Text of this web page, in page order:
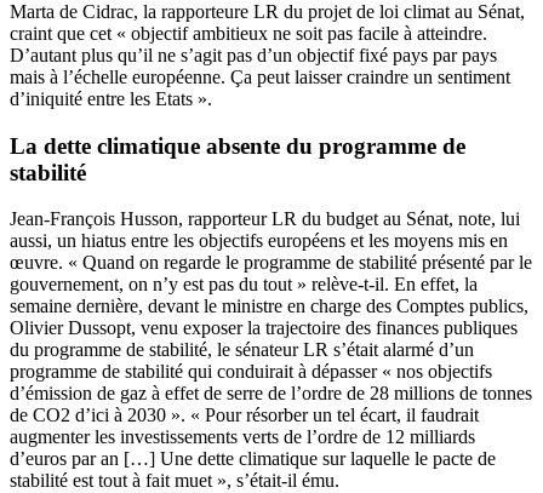
Marta de Cidrac, la rapporteure LR du projet de loi climat au Sénat,
craint que cet « objectif ambitieux ne soit pas facile à atteindre.
D’autant plus qu’il ne s’agit pas d’un objectif fixé pays par pays
mais à l’échelle européenne. Ça peut laisser craindre un sentiment
d’iniquité entre les Etats ».
La dette climatique absente du programme de
stabilité
Jean-François Husson, rapporteur LR du budget au Sénat, note, lui
aussi, un hiatus entre les objectifs européens et les moyens mis en
œuvre. « Quand on regarde le programme de stabilité présenté par le
gouvernement, on n’y est pas du tout » relève-t-il. En effet, la
semaine dernière, devant le ministre en charge des Comptes publics,
Olivier Dussopt, venu exposer la trajectoire des finances publiques
du programme de stabilité, le sénateur LR s’était alarmé d’un
programme de stabilité qui conduirait à dépasser « nos objectifs
d’émission de gaz à effet de serre de l’ordre de 28 millions de tonnes
de CO2 d’ici à 2030 ». « Pour résorber un tel écart, il faudrait
augmenter les investissements verts de l’ordre de 12 milliards
d’euros par an […] Une dette climatique sur laquelle le pacte de
stabilité est tout à fait muet », s’était-il ému.